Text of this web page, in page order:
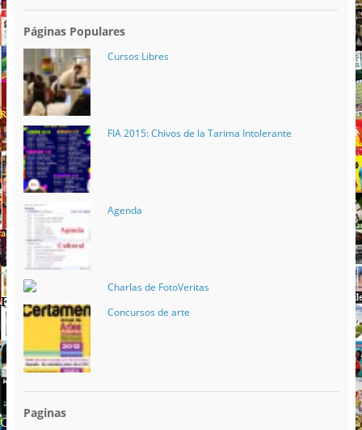
Páginas Populares
Cursos Libres
FIA 2015: Chivos de la Tarima Intolerante
Agenda
Charlas de FotoVeritas
Concursos de arte
Paginas